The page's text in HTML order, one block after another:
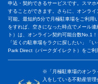
申込・契約できるサービスです。スマ
することができます。さらに、オンラ
可能。最短約5分で月極駐車場をご利用
をすれば、空きになった時点でメール
ト）は、オンライン契約可能台数No.1
「近くの駐車場をラクに探したい」「
Park Direct（パークダイレクト）をご利
※「月極駐車場のオンラ
入をしている不動産管